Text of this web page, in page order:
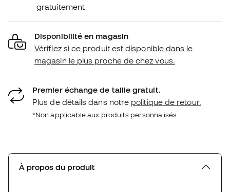
gratuitement
Disponibilité en magasin
Vérifiez si ce produit est disponible dans le
magasin le plus proche de chez vous.
Premier échange de taille gratuit.
Plus de détails dans notre politique de retour.
*Non applicable aux produits personnalisés.
À propos du produit